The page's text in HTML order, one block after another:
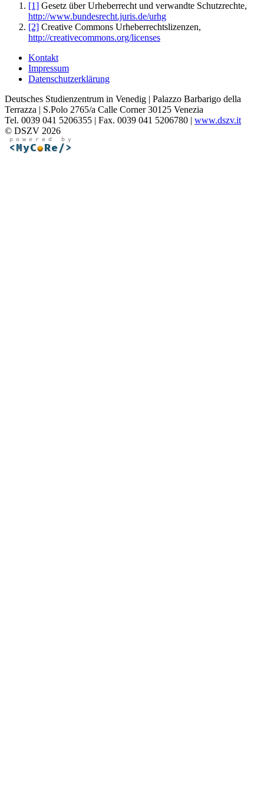
[1] Gesetz über Urheberrecht und verwandte Schutzrechte,
http://www.bundesrecht.juris.de/urhg
[2] Creative Commons Urheberrechtslizenzen,
http://creativecommons.org/licenses
Kontakt
Impressum
Datenschutzerklärung
Deutsches Studienzentrum in Venedig | Palazzo Barbarigo della
Terrazza | S.Polo 2765/a Calle Corner 30125 Venezia
Tel. 0039 041 5206355 | Fax. 0039 041 5206780 | www.dszv.it
© DSZV 2026